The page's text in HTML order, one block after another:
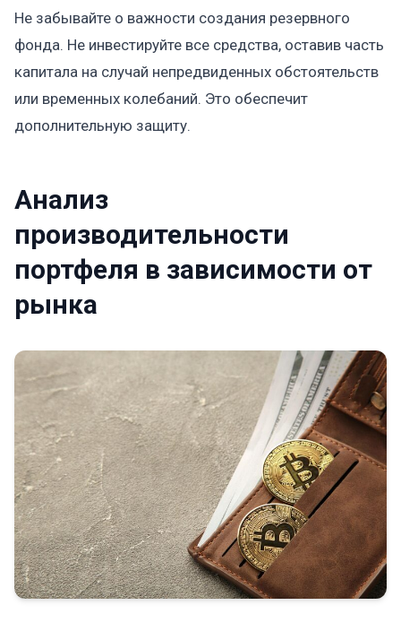
Не забывайте о важности создания резервного
фонда. Не инвестируйте все средства, оставив часть
капитала на случай непредвиденных обстоятельств
или временных колебаний. Это обеспечит
дополнительную защиту.
Анализ
производительности
портфеля в зависимости от
рынка